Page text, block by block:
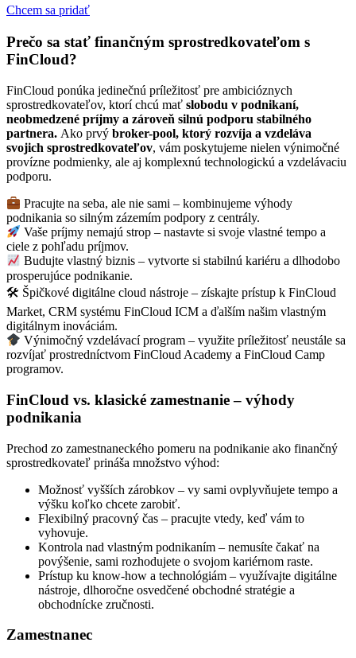
Chcem sa pridať
Prečo sa stať finančným sprostredkovateľom s
FinCloud?
FinCloud ponúka jedinečnú príležitosť pre ambicióznych
sprostredkovateľov, ktorí chcú mať slobodu v podnikaní,
neobmedzené príjmy a zároveň silnú podporu stabilného
partnera. Ako prvý broker-pool, ktorý rozvíja a vzdeláva
svojich sprostredkovateľov, vám poskytujeme nielen výnimočné
provízne podmienky, ale aj komplexnú technologickú a vzdelávaciu
podporu.
Pracujte na seba, ale nie sami – kombinujeme výhody
podnikania so silným zázemím podpory z centrály.
Vaše príjmy nemajú strop – nastavte si svoje vlastné tempo a
ciele z pohľadu príjmov.
Budujte vlastný biznis – vytvorte si stabilnú kariéru a dlhodobo
prosperujúce podnikanie.
🛠 Špičkové digitálne cloud nástroje – získajte prístup k FinCloud
Market, CRM systému FinCloud ICM a ďalším našim vlastným
digitálnym inováciám.
Výnimočný vzdelávací program – využite príležitosť neustále sa
rozvíjať prostredníctvom FinCloud Academy a FinCloud Camp
programov.
FinCloud vs. klasické zamestnanie – výhody
podnikania
Prechod zo zamestnaneckého pomeru na podnikanie ako finančný
sprostredkovateľ prináša množstvo výhod:
Možnosť vyšších zárobkov – vy sami ovplyvňujete tempo a
výšku koľko chcete zarobiť.
Flexibilný pracovný čas – pracujte vtedy, keď vám to
vyhovuje.
Kontrola nad vlastným podnikaním – nemusíte čakať na
povýšenie, sami rozhodujete o svojom kariérnom raste.
Prístup ku know-how a technológiám – využívajte digitálne
nástroje, dlhoročne osvedčené obchodné stratégie a
obchodnícke zručnosti.
Zamestnanec